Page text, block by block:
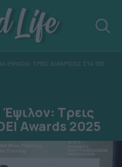
ΕΨΙΛΟΝ: ΤΡΕΙΣ ΔΙΑΚΡΙΣΕΙΣ ΣΤΑ DEI
Τρεις
Awards 2025